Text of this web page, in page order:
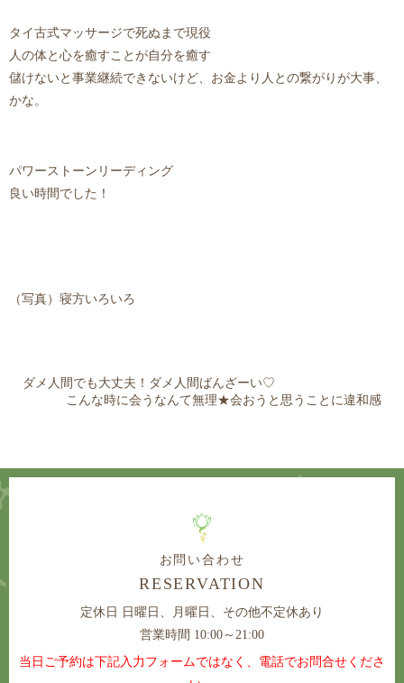
タイ古式マッサージで死ぬまで現役
人の体と心を癒すことが自分を癒す
儲けないと事業継続できないけど、お金より人との繋がりが大事、
かな。
パワーストーンリーディング
良い時間でした！
（写真）寝方いろいろ
ダメ人間でも大丈夫！ダメ人間ばんざーい♡
こんな時に会うなんて無理★会おうと思うことに違和感
お問い合わせ
RESERVATION
定休日 日曜日、月曜日、その他不定休あり
営業時間 10:00～21:00
当日ご予約は下記入力フォームではなく、電話でお問合せくださ